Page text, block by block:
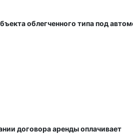
облегченного типа под
договора аренды оплачивает